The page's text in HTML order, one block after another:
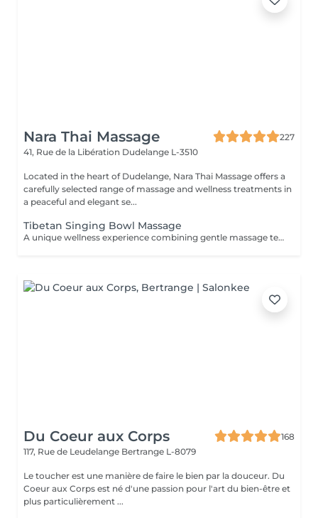
Nara Thai Massage
227
41, Rue de la Libération Dudelange L-3510
Located in the heart of Dudelange, Nara Thai Massage offers a
carefully selected range of massage and wellness treatments in
a peaceful and elegant se...
Tibetan Singing Bowl Massage
A unique wellness experience combining gentle massage techniques, aromatic oils, and the soothing sounds of Tibetan singing bowls. The harmonious vibrations and calming tones create a deeply immersive atmosphere, helping you disconnect from daily stress and enjoy a moment of complete tranquility.
Du Coeur aux Corps
168
117, Rue de Leudelange Bertrange L-8079
Le toucher est une manière de faire le bien par la douceur. Du
Coeur aux Corps est né d'une passion pour l'art du bien-être et
plus particulièrement ...